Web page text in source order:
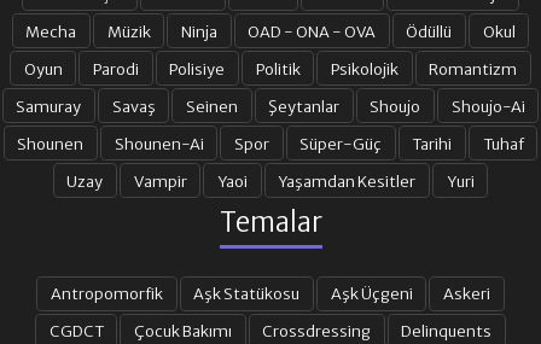
Mecha
Müzik Ninja OAD - ONA - OVA Ödüllü
Okul
Oyun
Parodi Polisiye Politik Psikolojik
Romantizm
Samuray
Savaş Seinen Şeytanlar Shoujo
Shoujo-Ai
Shounen
Shounen-Ai Spor Süper-Güç Tarihi
Tuhaf
Uzay
Vampir Yaoi Yaşamdan Kesitler Yuri
Temalar
Antropomorfik Aşk Statükosu Aşk Üçgeni
Askeri
CGDCT
Çocuk Bakımı Crossdressing
Delinquents